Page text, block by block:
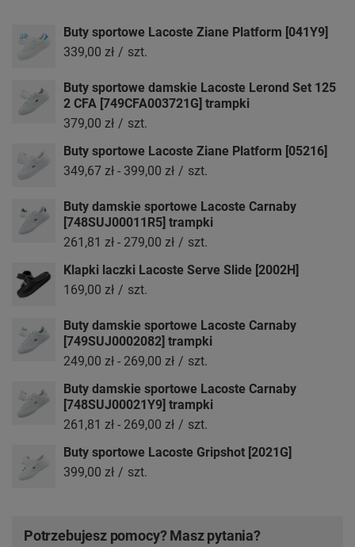
Buty sportowe Lacoste Ziane Platform [041Y9]
339,00 zł / szt.
Buty sportowe damskie Lacoste Lerond Set 125
2 CFA [749CFA003721G] trampki
379,00 zł / szt.
Buty sportowe Lacoste Ziane Platform [05216]
349,67 zł - 399,00 zł / szt.
Buty damskie sportowe Lacoste Carnaby
[748SUJ00011R5] trampki
261,81 zł - 279,00 zł / szt.
Klapki laczki Lacoste Serve Slide [2002H]
169,00 zł / szt.
Buty damskie sportowe Lacoste Carnaby
[749SUJ0002082] trampki
249,00 zł - 269,00 zł / szt.
Buty damskie sportowe Lacoste Carnaby
[748SUJ00021Y9] trampki
261,81 zł - 269,00 zł / szt.
Buty sportowe Lacoste Gripshot [2021G]
399,00 zł / szt.
Potrzebujesz pomocy? Masz pytania?